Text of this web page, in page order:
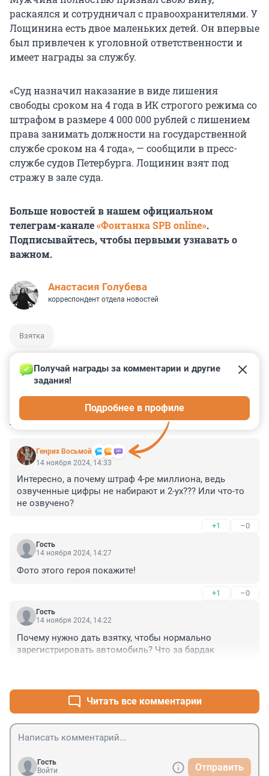
раскаялся и сотрудничал с правоохранителями. У
Лощинина есть двое маленьких детей. Он впервые
был привлечен к уголовной ответственности и
имеет награды за службу.
«Суд назначил наказание в виде лишения
свободы сроком на 4 года в ИК строгого режима со
штрафом в размере 4 000 000 рублей с лишением
права занимать должности на государственной
службе сроком на 4 года», — сообщили в пресс-
службе судов Петербурга. Лощинин взят под
стражу в зале суда.
Больше новостей в нашем официальном
телеграм-канале«Фонтанка SPB online».
Подписывайтесь, чтобы первыми узнавать о
важном.
Анастасия Голубева
корреспондент отдела новостей
Взятка
КОММЕНТАРИИ 12
Генрих Восьмой
Получай награды за комментарии и другие
задания!
Подробнее в профиле
14 ноября 2024, 14:33
Интересно, а почему штраф 4-ре миллиона, ведь
озвученные цифры не набирают и 2-ух??? Или что-то
не озвучено?
+1 –0
Гость
14 ноября 2024, 14:27
Фото этого героя покажите!
+1 –0
Гость
14 ноября 2024, 14:22
Почему нужно дать взятку, чтобы нормально
зарегистрировать автомобиль? Что за бардак
Читать все комментарии
Гость
Войти
Отправить